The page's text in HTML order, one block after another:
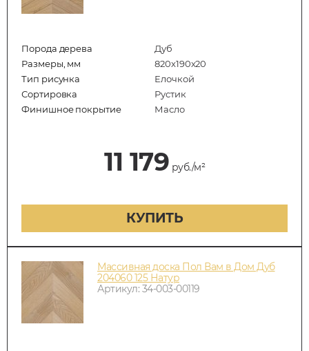
Порода дерева
Дуб
Размеры, мм
820x190x20
Тип рисунка
Елочкой
Сортировка
Рустик
Финишное покрытие
Масло
11 179 руб./м²
КУПИТЬ
Массивная доска Пол Вам в Дом Дуб
204060 125 Натур
Артикул: 34-003-00119